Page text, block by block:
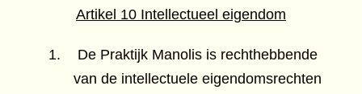
Artikel 10 Intellectueel eigendom
De Praktijk Manolis is rechthebbende
van de intellectuele eigendomsrechten